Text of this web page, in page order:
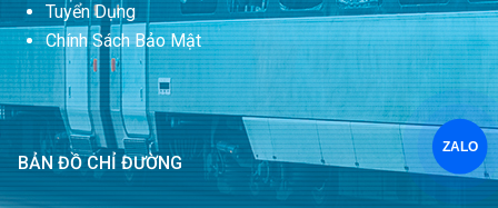
Tuyển Dụng
Chính Sách Bảo Mật
BẢN ĐỒ CHỈ ĐƯỜNG
ZALO